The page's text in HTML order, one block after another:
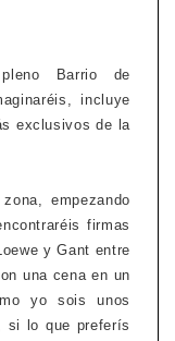
Barrio de
incluye
exclusivos de la
empezando
firmas
y Gant entre
una cena en un
yo sois unos
si lo que preferís